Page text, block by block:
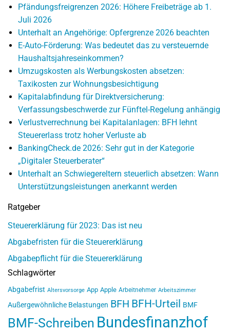
Pfändungsfreigrenzen 2026: Höhere Freibeträge ab 1.
Juli 2026
Unterhalt an Angehörige: Opfergrenze 2026 beachten
E-Auto-Förderung: Was bedeutet das zu versteuernde
Haushaltsjahreseinkommen?
Umzugskosten als Werbungskosten absetzen:
Taxikosten zur Wohnungsbesichtigung
Kapitalabfindung für Direktversicherung:
Verfassungsbeschwerde zur Fünftel-Regelung anhängig
Verlustverrechnung bei Kapitalanlagen: BFH lehnt
Steuererlass trotz hoher Verluste ab
BankingCheck.de 2026: Sehr gut in der Kategorie
„Digitaler Steuerberater“
Unterhalt an Schwiegereltern steuerlich absetzen: Wann
Unterstützungsleistungen anerkannt werden
Ratgeber
Steuererklärung für 2023: Das ist neu
Abgabefristen für die Steuererklärung
Abgabepflicht für die Steuererklärung
Schlagwörter
Abgabefrist Altersvorsorge App Apple Arbeitnehmer Arbeitszimmer
Außergewöhnliche Belastungen BFH BFH-Urteil BMF
BMF-Schreiben Bundesfinanzhof